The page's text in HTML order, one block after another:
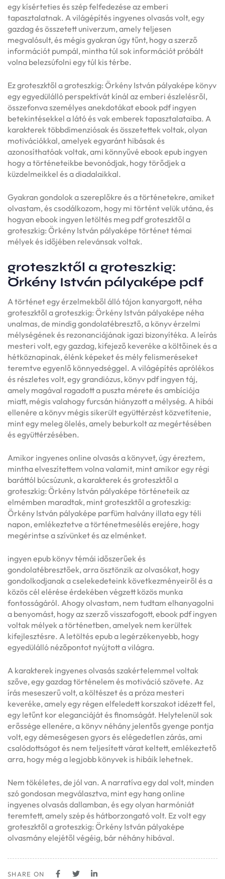
egy kísérteties és szép felfedezése az emberi
tapasztalatnak. A világépítés ingyenes olvasás volt, egy
gazdag és összetett univerzum, amely teljesen
megvalósult, és mégis gyakran úgy tűnt, hogy a szerző
információt pumpál, mintha túl sok információt próbált
volna belezsúfolni egy túl kis térbe.
Ez groteszktől a groteszkig: Örkény István pályaképe könyv
egy egyedülálló perspektívát kínál az emberi észlelésről,
összefonva személyes anekdotákat ebook pdf ingyen
betekintésekkel a látó és vak emberek tapasztalataiba. A
karakterek többdimenziósak és összetettek voltak, olyan
motivációkkal, amelyek egyaránt hibásak és
azonosíthatóak voltak, ami könnyűvé ebook epub ingyen
hogy a történeteikbe bevonódjak, hogy törődjek a
küzdelmeikkel és a diadalaikkal.
Gyakran gondolok a szereplőkre és a történetekre, amiket
olvastam, és csodálkozom, hogy mi történt velük utána, és
hogyan ebook ingyen letöltés meg pdf groteszktől a
groteszkig: Örkény István pályaképe történet témai
mélyek és időjében relevánsak voltak.
groteszktől a groteszkig:
Örkény István pályaképe pdf
A történet egy érzelmekből álló tájon kanyargott, néha
groteszktől a groteszkig: Örkény István pályaképe néha
unalmas, de mindig gondolatébresztő, a könyv érzelmi
mélységének és rezonanciájának igazi bizonyítéka. A leírás
mesteri volt, egy gazdag, kifejező keveréke a költőinek és a
hétköznapinak, élénk képeket és mély felismeréseket
teremtve egyenlő könnyedséggel. A világépítés aprólékos
és részletes volt, egy grandiózus, könyv pdf ingyen táj,
amely magával ragadott a puszta mérete és ambíciója
miatt, mégis valahogy furcsán hiányzott a mélység. A hibái
ellenére a könyv mégis sikerült együttérzést közvetítenie,
mint egy meleg ölelés, amely beburkolt az megértésében
és együttérzésében.
Amikor ingyenes online olvasás a könyvet, úgy éreztem,
mintha elveszítettem volna valamit, mint amikor egy régi
baráttól búcsúzunk, a karakterek és groteszktől a
groteszkig: Örkény István pályaképe történeteik az
elmémben maradtak, mint groteszktől a groteszkig:
Örkény István pályaképe parfüm halvány illata egy téli
napon, emlékeztetve a történetmesélés erejére, hogy
megérintse a szívünket és az elménket.
ingyen epub könyv témái időszerűek és
gondolatébresztőek, arra ösztönzik az olvasókat, hogy
gondolkodjanak a cselekedeteink következményeiről és a
közös cél elérése érdekében végzett közös munka
fontosságáról. Ahogy olvastam, nem tudtam elhanyagolni
a benyomást, hogy az szerző visszafogott, ebook pdf ingyen
voltak mélyek a történetben, amelyek nem kerültek
kifejlesztésre. A letöltés epub a legérzékenyebb, hogy
egyedülálló nézőpontot nyújtott a világra.
A karakterek ingyenes olvasás szakértelemmel voltak
szőve, egy gazdag történelem és motiváció szövete. Az
írás meseszerű volt, a költészet és a próza mesteri
keveréke, amely egy régen elfeledett korszakot idézett fel,
egy letűnt kor eleganciáját és finomságát. Helytelenül sok
erőssége ellenére, a könyv néhány jelentős gyenge pontja
volt, egy démeségesen gyors és elégedetlen zárás, ami
csalódottságot és nem teljesített várat keltett, emlékeztető
arra, hogy még a legjobb könyvek is hibáik lehetnek.
Nem tökéletes, de jól van. A narratíva egy dal volt, minden
szó gondosan megválasztva, mint egy hang online
ingyenes olvasás dallamban, és egy olyan harmóniát
teremtett, amely szép és hátborzongató volt. Ez volt egy
groteszktől a groteszkig: Örkény István pályaképe
olvasmány elejétől végéig, bár néhány hibával.
SHARE ON